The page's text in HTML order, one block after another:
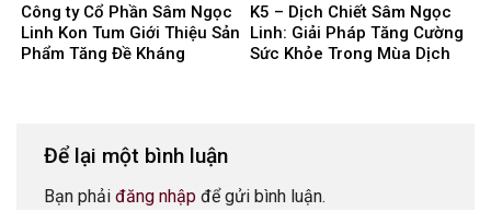
Công ty Cổ Phần Sâm Ngọc
Linh Kon Tum Giới Thiệu Sản
Phẩm Tăng Đề Kháng
K5 – Dịch Chiết Sâm Ngọc
Linh: Giải Pháp Tăng Cường
Sức Khỏe Trong Mùa Dịch
Để lại một bình luận
Bạn phải đăng nhập để gửi bình luận.